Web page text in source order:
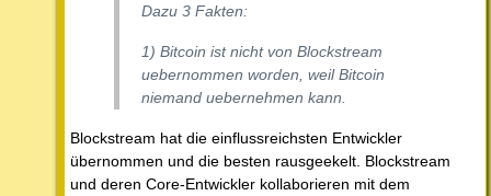
Dazu 3 Fakten:
1) Bitcoin ist nicht von Blockstream
uebernommen worden, weil Bitcoin
niemand uebernehmen kann.
Blockstream hat die einflussreichsten Entwickler
übernommen und die besten rausgeekelt. Blockstream
und deren Core-Entwickler kollaborieren mit dem